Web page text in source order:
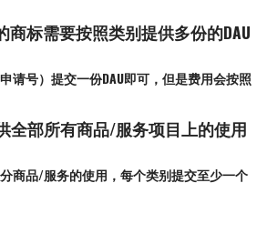
商标需要按照类别提供多份的DAU
请号）提交一份DAU即可，但是费用会按照
全部所有商品/服务项目上的使用
商品/服务的使用，每个类别提交至少一个